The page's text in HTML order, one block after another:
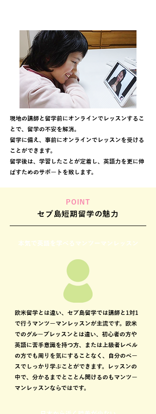
現地の講師と留学前にオンラインでレッスンするこ
とで、留学の不安を解消。
留学に備え、事前にオンラインでレッスンを受ける
ことができます。
留学後は、学習したことが定着し、英語力を更に伸
ばすためのサポートを致します。
POINT
セブ島短期留学の魅力
本気で英語を学べるマンツーマンレッスン
欧米留学とは違い、セブ島留学では講師と1対1
で行うマンツーマンレッスンが主流です。欧米
でのグループレッスンとは違い、初心者の方や
英語に苦手意識を持つ方、または上級者レベル
の方でも周りを気にすることなく、自分のペー
スでしっかり学ぶことができます。レッスンの
中で、分かるまでとことん聞けるのもマンツー
マンレッスンならではです。